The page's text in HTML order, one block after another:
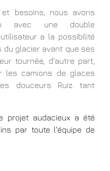
besoins, nous avons
avec une double
a la possibilité
du glacier avant que ses
tournée, d'autre part,
les camions de glaces
douceurs Ruiz tant
projet audacieux a été
par toute l'équipe de